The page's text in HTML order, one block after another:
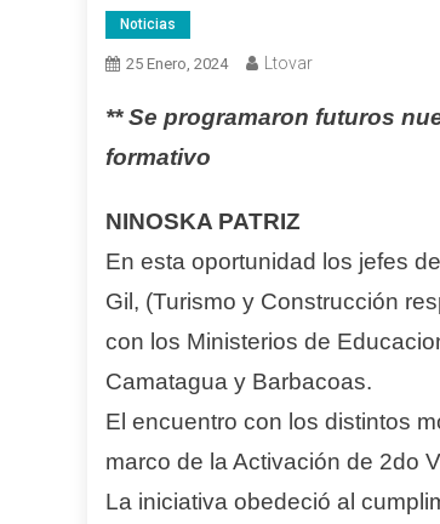
Noticias
25 Enero, 2024 Ltovar
** Se programaron futuros
formativo
NINOSKA PATRIZ
En esta oportunidad los jefes
Gil, (Turismo y Construcción
con los Ministerios de
Camatagua y Barbacoas.
El encuentro con los distintos
marco de la Activación de 2do
La iniciativa obedeció al